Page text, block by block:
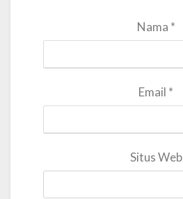
Nama *
Email *
Situs Web